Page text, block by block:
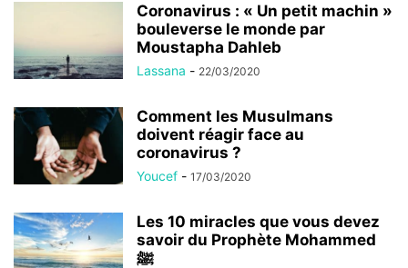
Coronavirus : « Un petit machin »
bouleverse le monde par
Moustapha Dahleb
Lassana - 22/03/2020
Comment les Musulmans
doivent réagir face au
coronavirus ?
Youcef - 17/03/2020
Les 10 miracles que vous devez
savoir du Prophète Mohammed
ﷺ